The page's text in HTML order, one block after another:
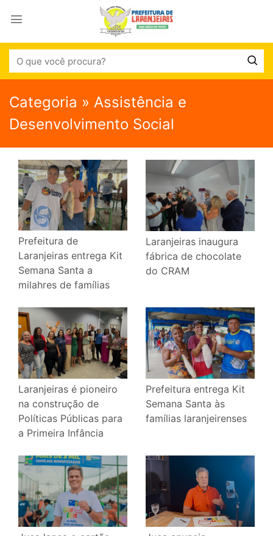
Categoria » Assistência e
Desenvolvimento Social
Prefeitura de
Laranjeiras entrega Kit
Semana Santa a
milahres de famílias
Laranjeiras inaugura
fábrica de chocolate
do CRAM
Laranjeiras é pioneiro
na construção de
Políticas Públicas para
a Primeira Infância
Prefeitura entrega Kit
Semana Santa às
famílias laranjeirenses